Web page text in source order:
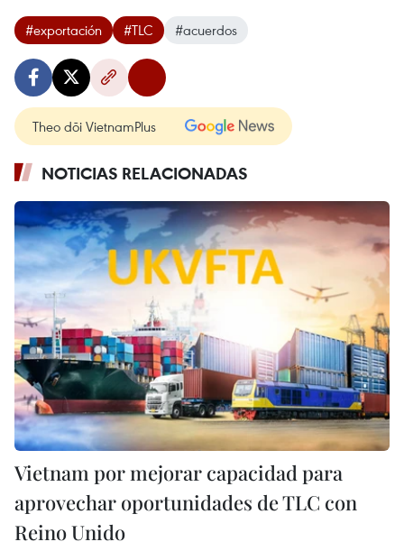
#exportación #TLC #acuerdos
Theo dõi VietnamPlus
NOTICIAS RELACIONADAS
Vietnam por mejorar capacidad para
aprovechar oportunidades de TLC con
Reino Unido